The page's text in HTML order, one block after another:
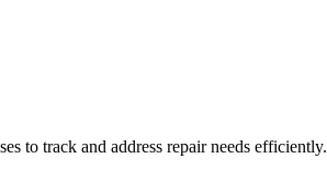
to track and address repair needs efficiently.